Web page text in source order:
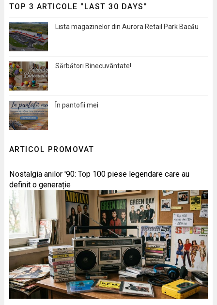
TOP 3 ARTICOLE "LAST 30 DAYS"
Lista magazinelor din Aurora Retail Park Bacău
Sărbători Binecuvântate!
În pantofii mei
ARTICOL PROMOVAT
Nostalgia anilor '90: Top 100 piese legendare care au
definit o generație